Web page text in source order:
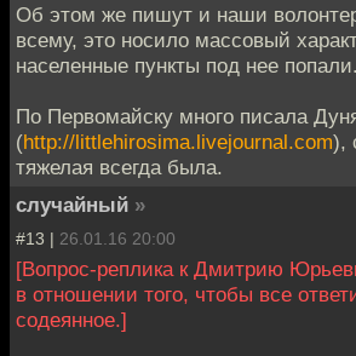
Об этом же пишут и наши
всему, это носило массовый
населенные пункты под нее попали.
По Первомайску много писала
(http://littlehirosima.livejournal.com),
тяжелая всегда была.
случайный »
#13 | 26.01.16 20:00
[Вопрос-реплика к Дмитрию
в отношении того, чтобы все
содеянное.]